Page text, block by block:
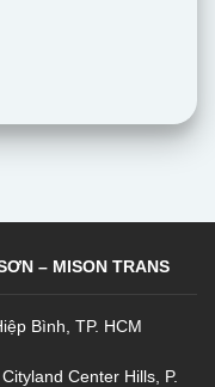
– MISON TRANS
Bình, TP. HCM
Center Hills, P.